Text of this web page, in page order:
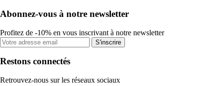
Abonnez-vous à notre newsletter
Profitez de -10% en vous inscrivant à notre newsletter
S'inscrire
Restons connectés
Retrouvez-nous sur les réseaux sociaux